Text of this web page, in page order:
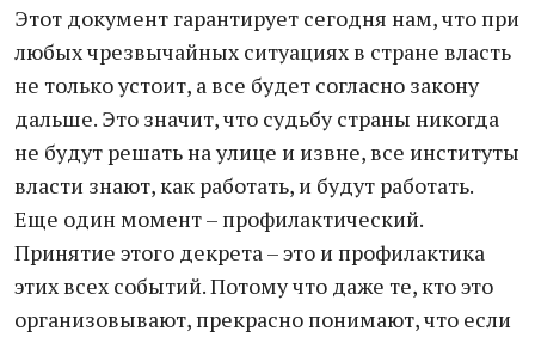
Этот документ гарантирует сегодня нам, что при
любых чрезвычайных ситуациях в стране власть
не только устоит, а все будет согласно закону
дальше. Это значит, что судьбу страны никогда
не будут решать на улице и извне, все институты
власти знают, как работать, и будут работать.
Еще один момент – профилактический.
Принятие этого декрета – это и профилактика
этих всех событий. Потому что даже те, кто это
организовывают, прекрасно понимают, что если